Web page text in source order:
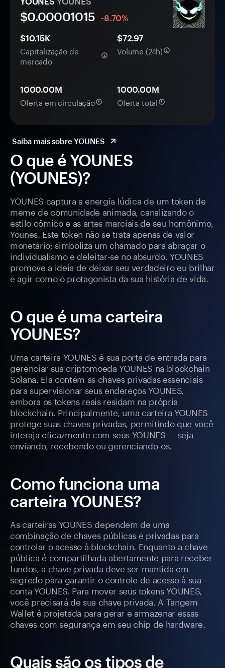
O que é YOUNES
(YOUNES)?
YOUNES captura a energia lúdica de um token de
meme de comunidade animada, canalizando o
estilo cômico e as artes marciais de seu homônimo,
Younes. Este token não se trata apenas de valor
monetário; simboliza um chamado para abraçar o
individualismo e deleitar-se no absurdo. YOUNES
promove a ideia de deixar seu verdadeiro eu brilhar
e agir como o protagonista da sua história de vida.
O que é uma carteira
YOUNES?
Uma carteira YOUNES é sua porta de entrada para
gerenciar sua criptomoeda YOUNES na blockchain
Solana. Ela contém as chaves privadas essenciais
para supervisionar seus endereços YOUNES,
embora os tokens reais residam na própria
blockchain. Principalmente, uma carteira YOUNES
protege suas chaves privadas, permitindo que você
interaja eficazmente com seus YOUNES — seja
enviando, recebendo ou gerenciando-os.
Como funciona uma
carteira YOUNES?
As carteiras YOUNES dependem de uma
combinação de chaves públicas e privadas para
controlar o acesso à blockchain. Enquanto a chave
pública é compartilhada abertamente para receber
fundos, a chave privada deve ser mantida em
segredo para garantir o controle de acesso à sua
conta YOUNES. Para mover seus tokens YOUNES,
você precisará de sua chave privada. A Tangem
Wallet é projetada para gerar e armazenar essas
chaves com segurança em seu chip de hardware.
Quais são os tipos de
$0.00001015
-8.70%
$10.15K
Capitalização de
mercado
$72.97
Volume (24h)
1000.00M
Oferta em circulação
1000.00M
Oferta total
Saiba mais sobre YOUNES